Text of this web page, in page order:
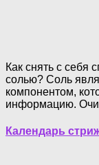
Как снять с себя
солью? Соль
компонентом,
информацию.
Календарь